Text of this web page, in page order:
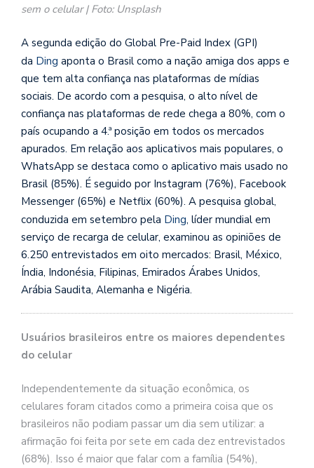
sem o celular | Foto: Unsplash
A segunda edição do Global Pre-Paid Index (GPI)
da Ding aponta o Brasil como a nação amiga dos apps e
que tem alta confiança nas plataformas de mídias
sociais. De acordo com a pesquisa, o alto nível de
confiança nas plataformas de rede chega a 80%, com o
país ocupando a 4.ª posição em todos os mercados
apurados. Em relação aos aplicativos mais populares, o
WhatsApp se destaca como o aplicativo mais usado no
Brasil (85%). É seguido por Instagram (76%), Facebook
Messenger (65%) e Netflix (60%). A pesquisa global,
conduzida em setembro pela Ding, líder mundial em
serviço de recarga de celular, examinou as opiniões de
6.250 entrevistados em oito mercados: Brasil, México,
Índia, Indonésia, Filipinas, Emirados Árabes Unidos,
Arábia Saudita, Alemanha e Nigéria.
Usuários brasileiros entre os maiores dependentes
do celular
Independentemente da situação econômica, os
celulares foram citados como a primeira coisa que os
brasileiros não podiam passar um dia sem utilizar: a
afirmação foi feita por sete em cada dez entrevistados
(68%). Isso é maior que falar com a família (54%),